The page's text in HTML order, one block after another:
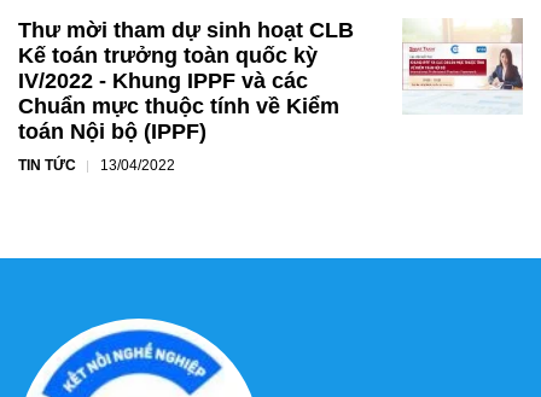
Thư mời tham dự sinh hoạt CLB
Kế toán trưởng toàn quốc kỳ
IV/2022 - Khung IPPF và các
Chuẩn mực thuộc tính về Kiểm
toán Nội bộ (IPPF)
TIN TỨC 13/04/2022